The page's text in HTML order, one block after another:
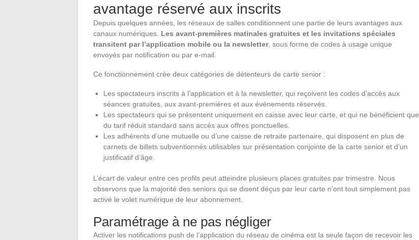
avantage réservé aux inscrits
Depuis quelques années, les réseaux de salles conditionnent une partie de leurs avantages aux
canaux numériques. Les avant-premières matinales gratuites et les invitations spéciales
transitent par l’application mobile ou la newsletter, sous forme de codes à usage unique
envoyés par notification ou par e-mail.
Ce fonctionnement crée deux catégories de détenteurs de carte senior :
Les spectateurs inscrits à l’application et à la newsletter, qui reçoivent les codes d’accès aux
séances gratuites, aux avant-premières et aux événements réservés.
Les spectateurs qui se présentent uniquement en caisse avec leur carte, et qui ne bénéficient que
du tarif réduit standard sans accès aux offres ponctuelles.
Les adhérents d’une mutuelle ou d’une caisse de retraite partenaire, qui disposent en plus de
carnets de billets subventionnés utilisables sur présentation conjointe de la carte senior et d’un
justificatif d’âge.
L’écart de valeur entre ces profils peut atteindre plusieurs places gratuites par trimestre. Nous
observons que la majorité des seniors qui se disent déçus par leur carte n’ont tout simplement pas
activé le volet numérique de leur abonnement.
Paramétrage à ne pas négliger
Activer les notifications push de l’application du réseau de cinéma est la seule façon de recevoir les